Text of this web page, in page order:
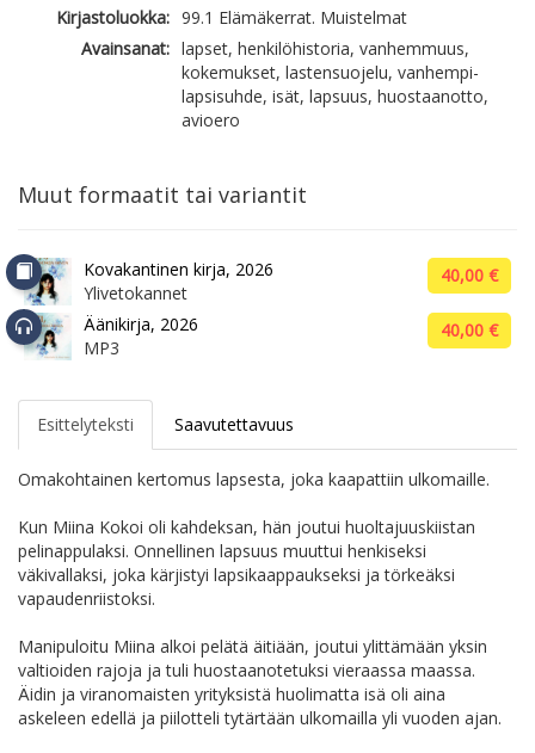
Kirjastoluokka: 99.1 Elämäkerrat. Muistelmat
Avainsanat: lapset, henkilöhistoria, vanhemmuus,
kokemukset, lastensuojelu, vanhempi-
lapsisuhde, isät, lapsuus, huostaanotto,
avioero
Muut formaatit tai variantit
Kovakantinen kirja, 2026
Ylivetokannet
40,00 €
Äänikirja, 2026
MP3
40,00 €
Esittelyteksti Saavutettavuus
Omakohtainen kertomus lapsesta, joka kaapattiin ulkomaille.
Kun Miina Kokoi oli kahdeksan, hän joutui huoltajuuskiistan
pelinappulaksi. Onnellinen lapsuus muuttui henkiseksi
väkivallaksi, joka kärjistyi lapsikaappaukseksi ja törkeäksi
vapaudenriistoksi.
Manipuloitu Miina alkoi pelätä äitiään, joutui ylittämään yksin
valtioiden rajoja ja tuli huostaanotetuksi vieraassa maassa.
Äidin ja viranomaisten yrityksistä huolimatta isä oli aina
askeleen edellä ja piilotteli tytärtään ulkomailla yli vuoden ajan.